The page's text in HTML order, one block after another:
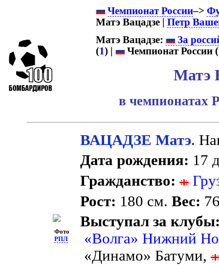
Чемпионат России–>
Матэ Вацадзе | Петр
Матэ Вацадзе:
За
(1) | Чемпионат России (
Матэ
в чемпионатах
Фото
РПЛ
ВАЦАДЗЕ Матэ.
Дата рождения: 17
Гражданство:
Рост: 180 см.Вес:
Выступал за
«Волга» Нижний
«Динамо» Батуми,